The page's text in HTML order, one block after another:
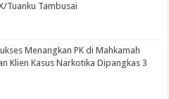
Tuanku Tambusai
Menangkan PK di Mahkamah
Klien Kasus Narkotika Dipangkas 3